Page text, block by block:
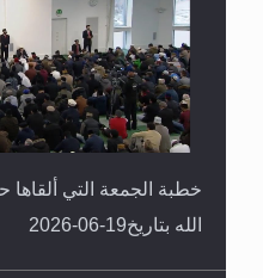
خطبة الجمعة التي ألقاها
الله بتاريخ19-06-2026